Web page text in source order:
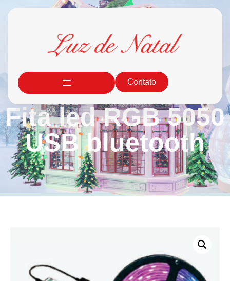
Contato
Fita led RGB 5050
USB bluetooth